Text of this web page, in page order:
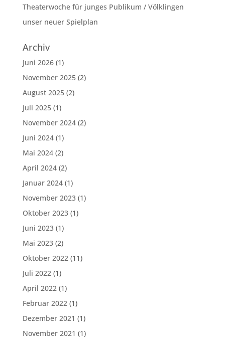
Theaterwoche für junges Publikum / Völklingen
unser neuer Spielplan
Archiv
Juni 2026(1)
November 2025(2)
August 2025(2)
Juli 2025(1)
November 2024(2)
Juni 2024(1)
Mai 2024(2)
April 2024(2)
Januar 2024(1)
November 2023(1)
Oktober 2023(1)
Juni 2023(1)
Mai 2023(2)
Oktober 2022(11)
Juli 2022(1)
April 2022(1)
Februar 2022(1)
Dezember 2021 (1)
November 2021 (1)